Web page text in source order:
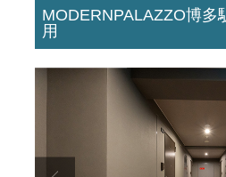
MODERNPALAZZO博多
用